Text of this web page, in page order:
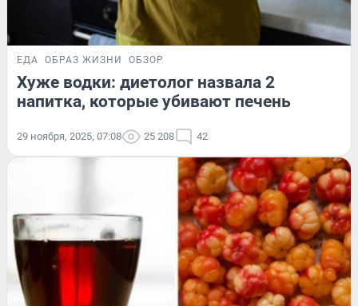
ЕДА ОБРАЗ ЖИЗНИ ОБЗОР
Хуже водки: диетолог назвала 2
напитка, которые убивают печень
29 ноября, 2025, 07:08 25 208 42